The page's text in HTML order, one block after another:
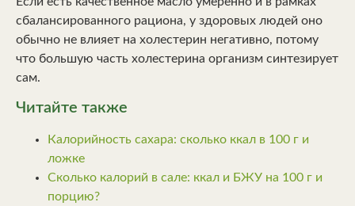
сбалансированного рациона, у здоровых людей оно
обычно не влияет на холестерин негативно, потому
что большую часть холестерина организм синтезирует
сам.
Читайте также
Калорийность сахара: сколько ккал в 100 г и
ложке
Сколько калорий в сале: ккал и БЖУ на 100 г и
порцию?